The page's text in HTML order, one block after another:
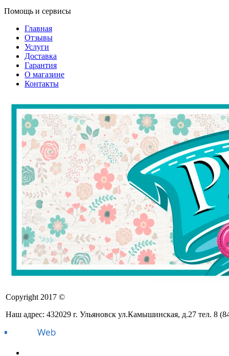
Помощь и сервисы
Главная
Отзывы
Услуги
Доставка
Гарантия
О магазине
Контакты
Copyright 2017 ©
Наш адрес: 432029 г. Ульяновск ул.Камышинская, д.27 тел. 8